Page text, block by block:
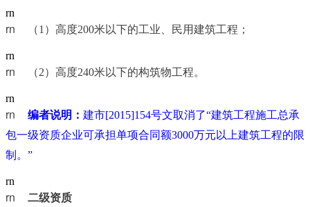
rn
（1）高度200米以下的工业、民用建筑工程；
rn
（2）高度240米以下的构筑物工程。
rn
编者说明： 建市[2015]154号文取消了“建筑工程施工总承
包一级资质企业可承担单项合同额3000万元以上建筑工程的限
制。”
rn
二级资质